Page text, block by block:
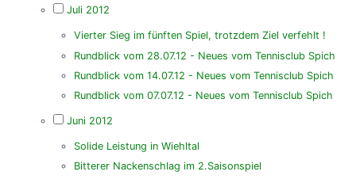
Juli 2012
Vierter Sieg im fünften Spiel, trotzdem Ziel verfehlt !
Rundblick vom 28.07.12 - Neues vom Tennisclub Spich
Rundblick vom 14.07.12 - Neues vom Tennisclub Spich
Rundblick vom 07.07.12 - Neues vom Tennisclub Spich
Juni 2012
Solide Leistung in Wiehltal
Bitterer Nackenschlag im 2.Saisonspiel